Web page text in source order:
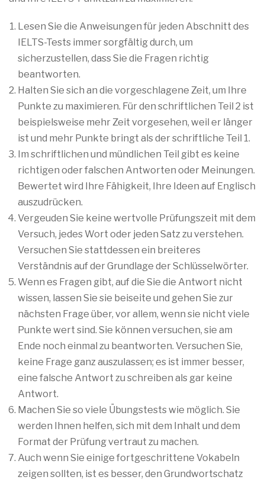
Lesen Sie die Anweisungen für jeden Abschnitt des
IELTS-Tests immer sorgfältig durch, um
sicherzustellen, dass Sie die Fragen richtig
beantworten.
Halten Sie sich an die vorgeschlagene Zeit, um Ihre
Punkte zu maximieren. Für den schriftlichen Teil 2 ist
beispielsweise mehr Zeit vorgesehen, weil er länger
ist und mehr Punkte bringt als der schriftliche Teil 1.
Im schriftlichen und mündlichen Teil gibt es keine
richtigen oder falschen Antworten oder Meinungen.
Bewertet wird Ihre Fähigkeit, Ihre Ideen auf Englisch
auszudrücken.
Vergeuden Sie keine wertvolle Prüfungszeit mit dem
Versuch, jedes Wort oder jeden Satz zu verstehen.
Versuchen Sie stattdessen ein breiteres
Verständnis auf der Grundlage der Schlüsselwörter.
Wenn es Fragen gibt, auf die Sie die Antwort nicht
wissen, lassen Sie sie beiseite und gehen Sie zur
nächsten Frage über, vor allem, wenn sie nicht viele
Punkte wert sind. Sie können versuchen, sie am
Ende noch einmal zu beantworten. Versuchen Sie,
keine Frage ganz auszulassen; es ist immer besser,
eine falsche Antwort zu schreiben als gar keine
Antwort.
Machen Sie so viele Übungstests wie möglich. Sie
werden Ihnen helfen, sich mit dem Inhalt und dem
Format der Prüfung vertraut zu machen.
Auch wenn Sie einige fortgeschrittene Vokabeln
zeigen sollten, ist es besser, den Grundwortschatz